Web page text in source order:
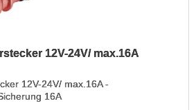
12V-24V/ max.16A
12V-24V/ max.16A -
16A